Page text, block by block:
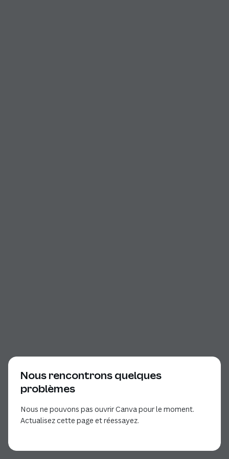
Nous rencontrons quelques
problèmes
Nous ne pouvons pas ouvrir Canva pour le moment.
Actualisez cette page et réessayez.